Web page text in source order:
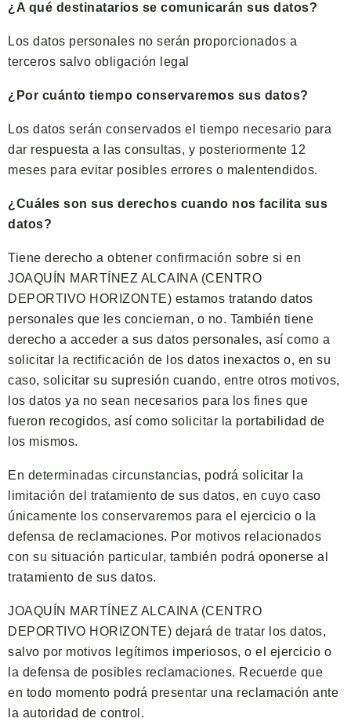
¿A qué destinatarios se comunicarán sus datos?
Los datos personales no serán proporcionados a
terceros salvo obligación legal
¿Por cuánto tiempo conservaremos sus datos?
Los datos serán conservados el tiempo necesario para
dar respuesta a las consultas, y posteriormente 12
meses para evitar posibles errores o malentendidos.
¿Cuáles son sus derechos cuando nos facilita sus
datos?
Tiene derecho a obtener confirmación sobre si en
JOAQUÍN MARTÍNEZ ALCAINA (CENTRO
DEPORTIVO HORIZONTE) estamos tratando datos
personales que les conciernan, o no. También tiene
derecho a acceder a sus datos personales, así como a
solicitar la rectificación de los datos inexactos o, en su
caso, solicitar su supresión cuando, entre otros motivos,
los datos ya no sean necesarios para los fines que
fueron recogidos, así como solicitar la portabilidad de
los mismos.
En determinadas circunstancias, podrá solicitar la
limitación del tratamiento de sus datos, en cuyo caso
únicamente los conservaremos para el ejercicio o la
defensa de reclamaciones. Por motivos relacionados
con su situación particular, también podrá oponerse al
tratamiento de sus datos.
JOAQUÍN MARTÍNEZ ALCAINA (CENTRO
DEPORTIVO HORIZONTE) dejará de tratar los datos,
salvo por motivos legítimos imperiosos, o el ejercicio o
la defensa de posibles reclamaciones. Recuerde que
en todo momento podrá presentar una reclamación ante
la autoridad de control.